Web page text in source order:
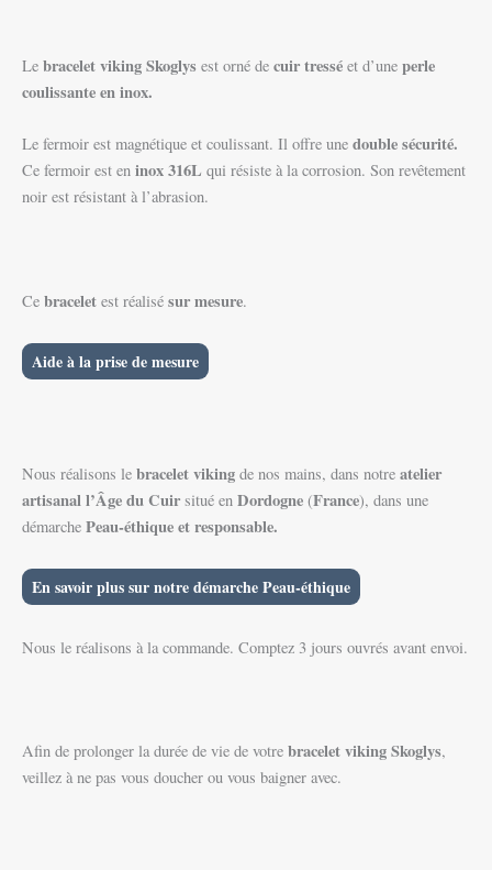
Le braceletvikingSkoglys est orné de cuir tressé et d’une perle
coulissante en inox.
Le fermoir est magnétique et coulissant. Il offre une double sécurité.
Ce fermoir est en inox 316L qui résiste à la corrosion. Son revêtement
noir est résistant à l’abrasion.
Ce bracelet est réalisé sur mesure.
Aide à la prise de mesure
Nous réalisons le bracelet viking de nos mains, dans notre atelier
artisanal l’Âge du Cuir situé en Dordogne (France), dans une
démarche Peau-éthique et responsable.
En savoir plus sur notre démarche Peau-éthique
Nous le réalisons à la commande. Comptez 3 jours ouvrés avant envoi.
Afin de prolonger la durée de vie de votre bracelet vikingSkoglys,
veillez à ne pas vous doucher ou vous baigner avec.